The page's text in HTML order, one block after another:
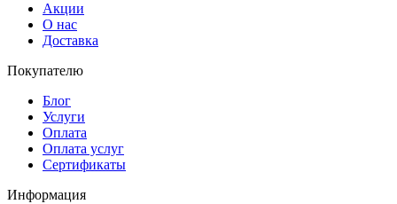
Акции
О нас
Доставка
Покупателю
Блог
Услуги
Оплата
Оплата услуг
Сертификаты
Информация